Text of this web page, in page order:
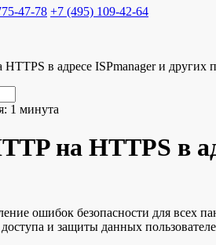
47-78 +7 (495) 109-42-64
в адресе ISPmanager и других
1 минута
на HTTPS в
ошибок безопасности для всех
и защиты данных